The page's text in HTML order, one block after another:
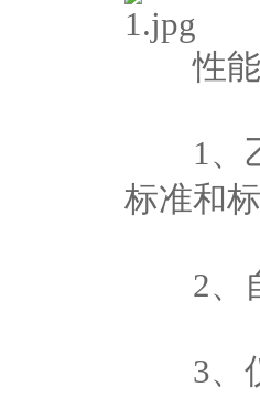
性能
1、乙
标准和
2、自
3、仪